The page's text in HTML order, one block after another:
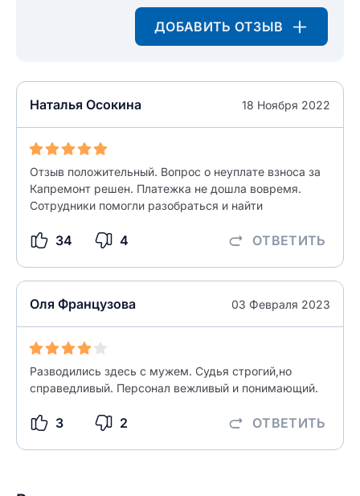
ДОБАВИТЬ ОТЗЫВ
Наталья Осокина 18 Ноября 2022
Отзыв положительный. Вопрос о неуплате взноса за
Капремонт решен. Платежка не дошла вовремя.
Сотрудники помогли разобраться и найти
34 4 ОТВЕТИТЬ
Оля Французова 03 Февраля 2023
Разводились здесь с мужем. Судья строгий,но
справедливый. Персонал вежливый и понимающий.
3 2 ОТВЕТИТЬ
Введите свой e-mail
Текст отзыва
Как вы оцените судебный участок?
разрешить публикацию отзыва
Ответ на отзыв
0/500
разрешить публикацию отзыва
ОСТАВИТЬ ОТЗЫВ
Название населенного пункта
НАЙТИ МЕНЯ
ЗАКРЫТЬ СОХРАНИТЬ